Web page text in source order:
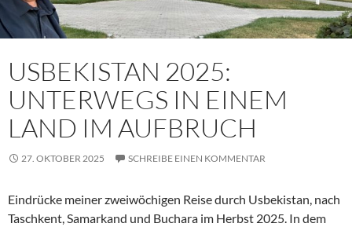
USBEKISTAN 2025:
UNTERWEGS IN EINEM
LAND IM AUFBRUCH
27. OKTOBER 2025 SCHREIBE EINEN KOMMENTAR
Eindrücke meiner zweiwöchigen Reise durch Usbekistan, nach
Taschkent, Samarkand und Buchara im Herbst 2025. In dem